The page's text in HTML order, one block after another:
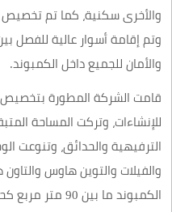
والأخرى سكنية، كما تم
وتم إقامة أسوار عالية للفصل
والأمان للجميع داخل الكمبوند.
للإنشاءات، وتركت المساحة
الترفيهية والحدائق، وتنوعت
والفيلات والتوين هاوس